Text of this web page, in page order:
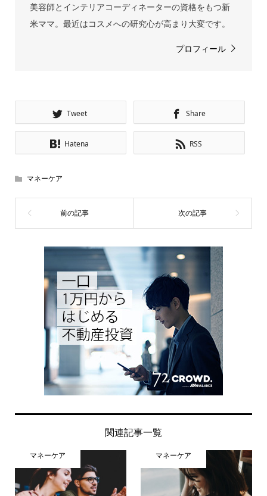
美容師とインテリアコーディネーターの資格をもつ新
米ママ。最近はコスメへの研究心が高まり大変です。
プロフィール
Tweet Share
Hatena RSS
マネーケア
関連記事一覧
マネーケア マネーケア